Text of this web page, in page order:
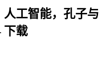
工智能，孔子与
下载